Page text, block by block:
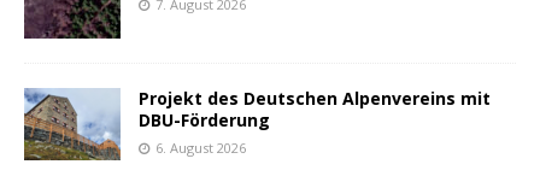
7. August 2026
Projekt des Deutschen Alpenvereins mit
DBU-Förderung
6. August 2026